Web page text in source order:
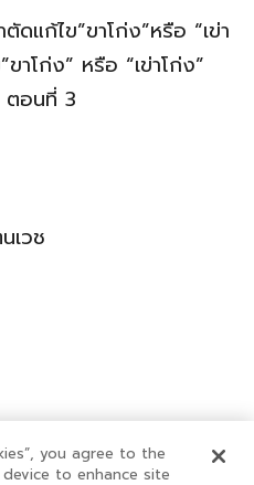
ดแก้ไข”ขาโก่ง”หรือ “เข่า
าโก่ง” หรือ “เข่าโก่ง”
ตอนที่ 3
เวช
you agree to the
to enhance site